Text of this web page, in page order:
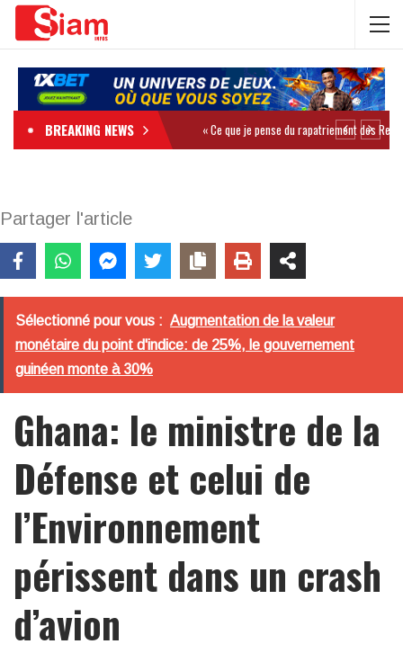
BREAKING NEWS
Partager l'article
Sélectionné pour vous : Augmentation de la valeur
monétaire du point d'indice: de 25%, le gouvernement
guinéen monte à 30%
Ghana: le ministre de la
Défense et celui de
l’Environnement
périssent dans un crash
d’avion